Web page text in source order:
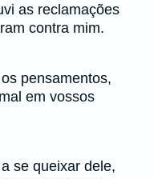
as reclamações
contra mim.
pensamentos,
em vossos
se queixar dele,